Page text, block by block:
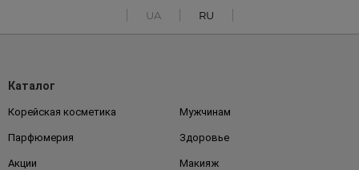
UA RU
Каталог
Корейская косметика Мужчинам
Парфюмерия Здоровье
Акции Макияж